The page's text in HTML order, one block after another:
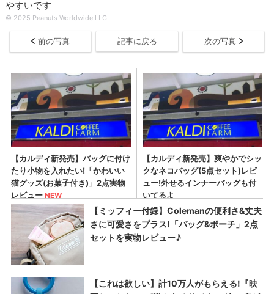
やすいです
© 2025 Peanuts Worldwide LLC
前の写真 記事に戻る 次の写真